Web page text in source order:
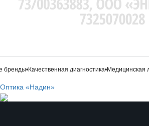
•Качественная диагностика•Медицинская
Оптика «Надин»